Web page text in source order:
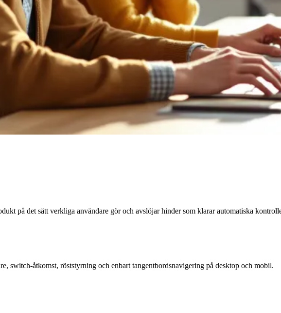
på det sätt verkliga användare gör och avslöjar hinder som klarar automatiska
switch-åtkomst, röststyrning och enbart tangentbordsnavigering på desktop och mobil.